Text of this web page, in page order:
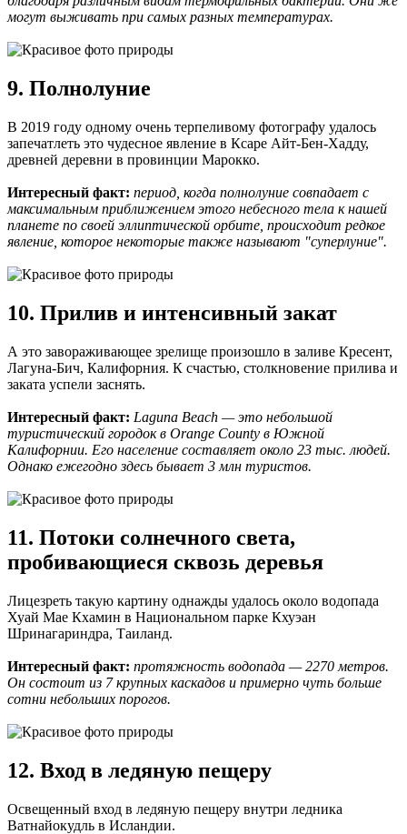
могут выживать при самых разных температурах.
9. Полнолуние
В 2019 году одному очень терпеливому фотографу удалось
запечатлеть это чудесное явление в Ксаре Айт-Бен-Хадду,
древней деревни в провинции Марокко.
Интересный факт: период, когда полнолуние совпадает с
максимальным приближением этого небесного тела к нашей
планете по своей эллиптической орбите, происходит редкое
явление, которое некоторые также называют "суперлуние".
10. Прилив и интенсивный закат
А это завораживающее зрелище произошло в заливе Кресент,
Лагуна-Бич, Калифорния. К счастью, столкновение прилива и
заката успели заснять.
Интересный факт: Laguna Beach — это небольшой
туристический городок в Orange County в Южной
Калифорнии. Его население составляет около 23 тыс. людей.
Однако ежегодно здесь бывает 3 млн туристов.
11. Потоки солнечного света,
пробивающиеся сквозь деревья
Лицезреть такую картину однажды удалось около водопада
Хуай Мае Кхамин в Национальном парке Кхуэан
Шринагариндра, Таиланд.
Интересный факт: протяжность водопада — 2270 метров.
Он состоит из 7 крупных каскадов и примерно чуть больше
сотни небольших порогов.
12. Вход в ледяную пещеру
Освещенный вход в ледяную пещеру внутри ледника
Ватнайокудль в Исландии.